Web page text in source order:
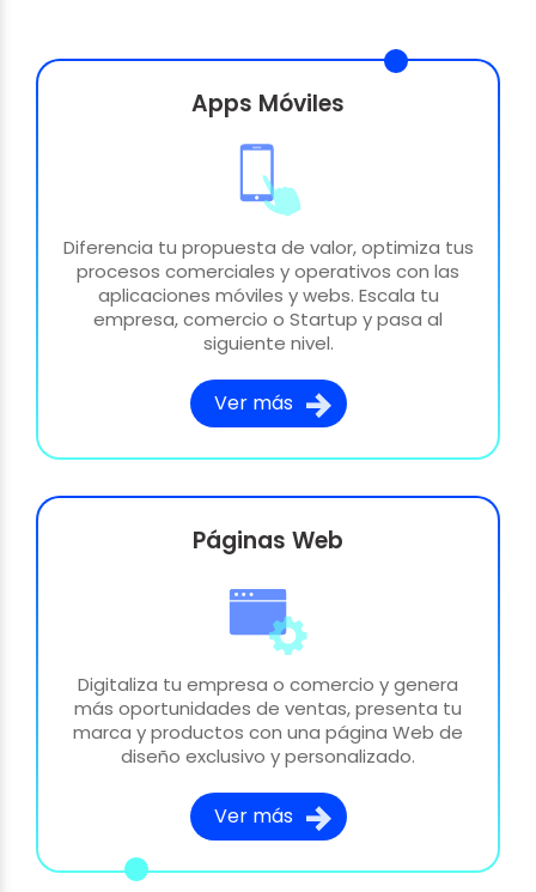
Apps Móviles
Diferencia tu propuesta de valor, optimiza tus
procesos comerciales y operativos con las
aplicaciones móviles y webs. Escala tu
empresa, comercio o Startup y pasa al
siguiente nivel.
Ver más
Páginas Web
Digitaliza tu empresa o comercio y genera
más oportunidades de ventas, presenta tu
marca y productos con una página Web de
diseño exclusivo y personalizado.
Ver más